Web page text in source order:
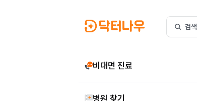
검색
비대면 진료
병원 찾기